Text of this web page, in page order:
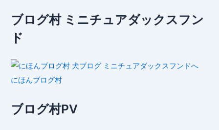
ブログ村 ミニチュアダックスフン
ド
にほんブログ村
ブログ村PV